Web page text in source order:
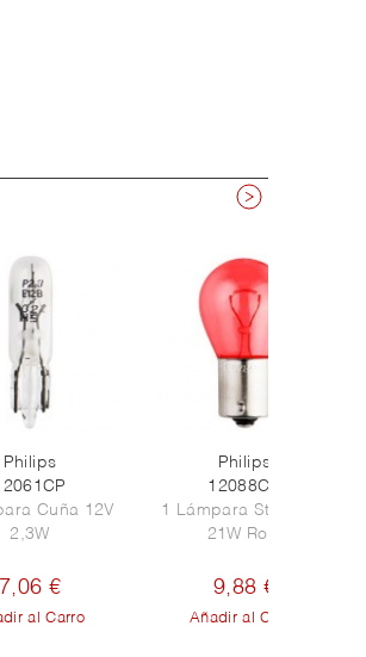
Philips
Cuña 12V
2,3W
7,06 €
al Carro
Philips
12088CP
1 Lámpara Stop 12V
21W Roja
9,88 €
Añadir al Carro